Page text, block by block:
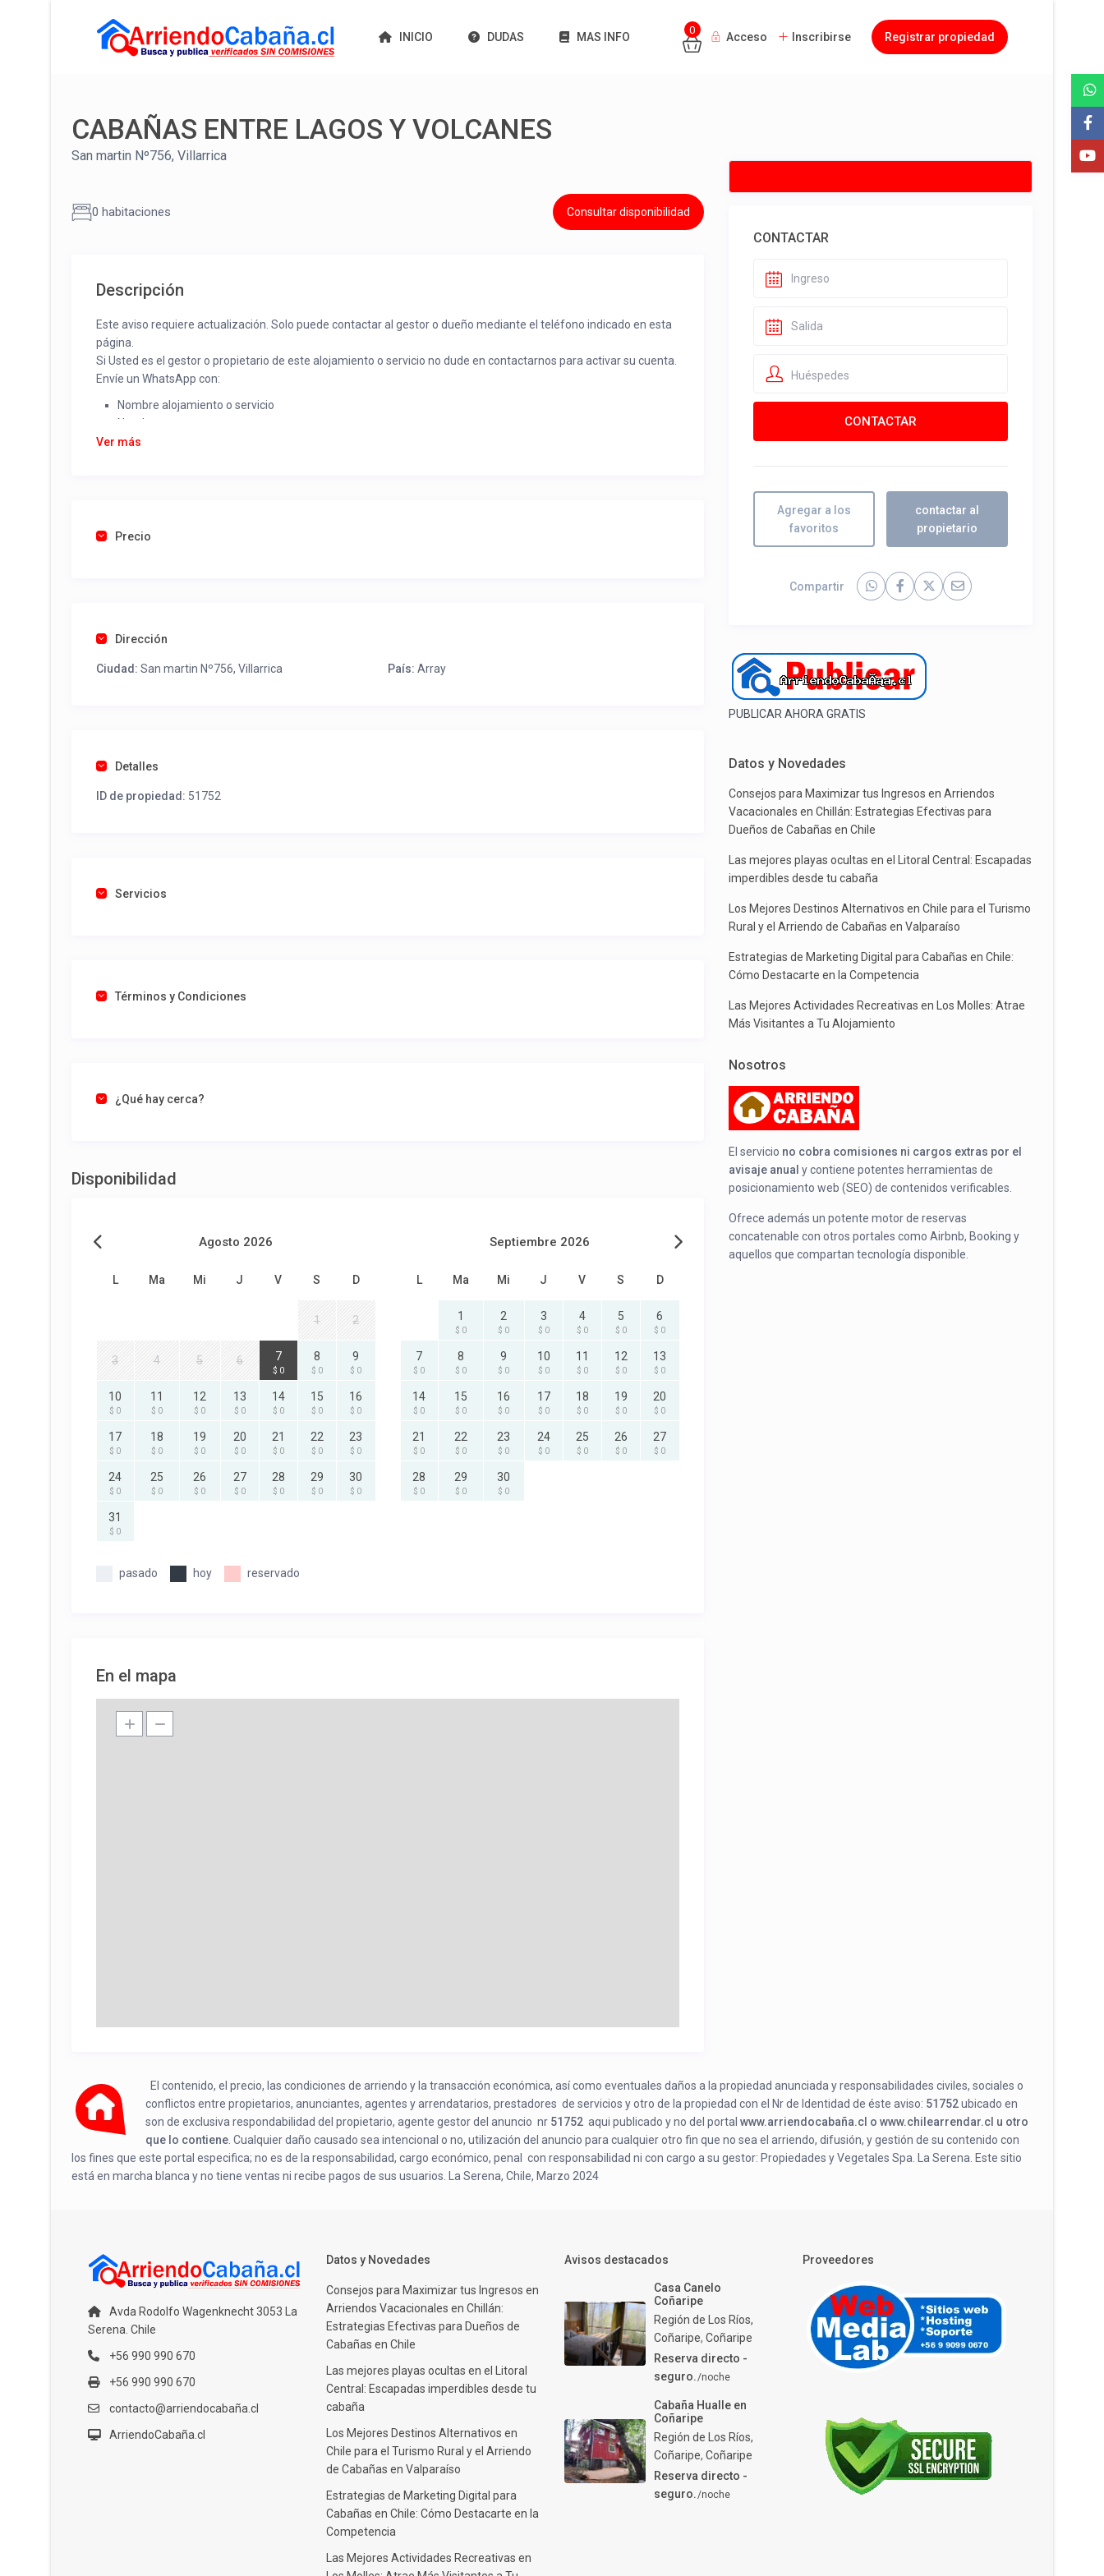
INICIO DUDAS MAS INFO
0
Acceso Inscribirse Registrar propiedad
CABAÑAS ENTRE LAGOS Y VOLCANES
San martin Nº756, Villarrica
0 habitaciones Consultar disponibilidad
Descripción
Este aviso requiere actualización. Solo puede contactar al gestor o dueño mediante el teléfono indicado en esta
página.
Si Usted es el gestor o propietario de este alojamiento o servicio no dude en contactarnos para activar su cuenta.
Envíe un WhatsApp con:
Nombre alojamiento o servicio
Nombre
Rut
Una vez recibido procederemos a activar su aviso para que lo actualice con sus fotos, calendario, mapa,
Ver más
Precio
Dirección
Ciudad: San martin Nº756, Villarrica País: Array
Detalles
ID de propiedad: 51752
Servicios
Términos y Condiciones
¿Qué hay cerca?
Disponibilidad
Agosto 2026
L Ma Mi J V S D
1 2
3 4 5 6 7
$ 0
8
$ 0
9
$ 0
10
$ 0
11
$ 0
12
$ 0
13
$ 0
14
$ 0
15
$ 0
16
$ 0
17
$ 0
18
$ 0
19
$ 0
20
$ 0
21
$ 0
22
$ 0
23
$ 0
24
$ 0
25
$ 0
26
$ 0
27
$ 0
28
$ 0
29
$ 0
30
$ 0
31
$ 0
Septiembre 2026
L Ma Mi J V S D
1
$ 0
2
$ 0
3
$ 0
4
$ 0
5
$ 0
6
$ 0
7
$ 0
8
$ 0
9
$ 0
10
$ 0
11
$ 0
12
$ 0
13
$ 0
14
$ 0
15
$ 0
16
$ 0
17
$ 0
18
$ 0
19
$ 0
20
$ 0
21
$ 0
22
$ 0
23
$ 0
24
$ 0
25
$ 0
26
$ 0
27
$ 0
28
$ 0
29
$ 0
30
$ 0
pasado hoy reservado
En el mapa
CONTACTAR
Huéspedes
Agregar a los
favoritos
contactar al
propietario
Compartir
PUBLICAR AHORA GRATIS
Datos y Novedades
Consejos para Maximizar tus Ingresos en Arriendos
Vacacionales en Chillán: Estrategias Efectivas para
Dueños de Cabañas en Chile
Las mejores playas ocultas en el Litoral Central: Escapadas
imperdibles desde tu cabaña
Los Mejores Destinos Alternativos en Chile para el Turismo
Rural y el Arriendo de Cabañas en Valparaíso
Estrategias de Marketing Digital para Cabañas en Chile:
Cómo Destacarte en la Competencia
Las Mejores Actividades Recreativas en Los Molles: Atrae
Más Visitantes a Tu Alojamiento
Nosotros
El servicio no cobra comisiones ni cargos extras por el
avisaje anual y contiene potentes herramientas de
posicionamiento web (SEO) de contenidos verificables.
Ofrece además un potente motor de reservas
concatenable con otros portales como Airbnb, Booking y
aquellos que compartan tecnología disponible.
El contenido, el precio, las condiciones de arriendo y la transacción económica, así como eventuales daños a la propiedad anunciada y responsabilidades civiles, sociales o
conflictos entre propietarios, anunciantes, agentes y arrendatarios, prestadores de servicios y otro de la propiedad con el Nr de Identidad de éste aviso: 51752ubicado en
son de exclusiva respondabilidad del propietario, agente gestor del anuncio nr 51752 aqui publicado y no del portal www.arriendocabaña.cl o www.chilearrendar.cl u otro
que lo contiene . Cualquier daño causado sea intencional o no, utilización del anuncio para cualquier otro fin que no sea el arriendo, difusión, y gestión de su contenido con
los fines que este portal especifica; no es de la responsabilidad, cargo económico, penal con responsabilidad ni con cargo a su gestor: Propiedades y Vegetales Spa. La Serena. Este sitio
está en marcha blanca y no tiene ventas ni recibe pagos de sus usuarios. La Serena, Chile, Marzo 2024
Avda Rodolfo Wagenknecht 3053 La
Serena. Chile
+56 990 990 670
+56 990 990 670
contacto@arriendocabaña.cl
ArriendoCabaña.cl
Datos y Novedades
Consejos para Maximizar tus Ingresos en
Arriendos Vacacionales en Chillán:
Estrategias Efectivas para Dueños de
Cabañas en Chile
Las mejores playas ocultas en el Litoral
Central: Escapadas imperdibles desde tu
cabaña
Los Mejores Destinos Alternativos en
Chile para el Turismo Rural y el Arriendo
de Cabañas en Valparaíso
Estrategias de Marketing Digital para
Cabañas en Chile: Cómo Destacarte en la
Competencia
Las Mejores Actividades Recreativas en
Avisos destacados
Casa Canelo
Coñaripe
Región de Los Ríos,
Coñaripe,Coñaripe
Reserva directo -
seguro./noche
Cabaña Hualle en
Coñaripe
Región de Los Ríos,
Coñaripe,Coñaripe
Reserva directo -
seguro./noche
Proveedores